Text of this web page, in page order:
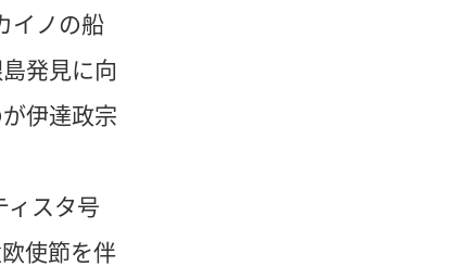
イノの船
発見に向
伊達政宗
ィスタ号
使節を伴